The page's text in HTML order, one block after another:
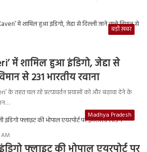
बड़ी ख़बर
में शामिल हुआ इंडिगो, जेद्दा से
से 231 भारतीय रवाना
के तहत चल रहे प्रत्यावर्तन प्रयासों को और बढ़ावा देने के
Madhya Pradesh